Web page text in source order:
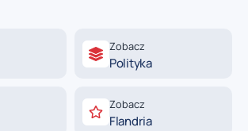
Zobacz
Polityka
Zobacz
Flandria